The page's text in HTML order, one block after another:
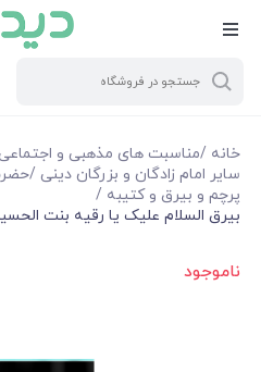
خانه /مناسبت های مذهبی و اجتماعی
سایر امام زادگان و بزرگان دینی /
پرچم و بیرق و کتیبه /
بیرق السلام علیک یا رقیه بنت الحسین -
ناموجود